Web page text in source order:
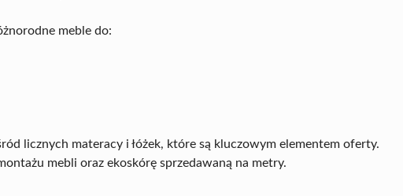
meble do:
licznych materacy i łóżek, które są kluczowym elementem oferty.
mebli oraz ekoskórę sprzedawaną na metry.